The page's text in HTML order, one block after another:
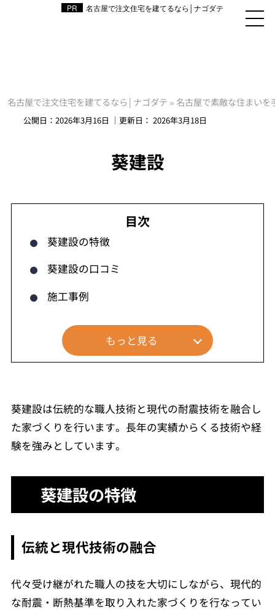
名古屋で注文住宅を建てるなら│ナゴダテ
名古屋で注文住宅を建てるなら│ナゴダテ »名古屋で素敵な住まいを
公開日： 2026年3月16日 ｜更新日： 2026年3月18日
葵建設
葵建設の特徴
葵建設の口コミ
施工事例
もっと見る
葵建設は伝統的な職人技術と現代の耐震技術を融合し
た家づくりを行います。長年の実績からくる技術や経
験を強みとしています。
葵建設の特徴
伝統と現代技術の融合
代々受け継がれた職人の技を大切にしながら、現代的
な耐震・断熱基準を取り入れた家づくりを行なってい